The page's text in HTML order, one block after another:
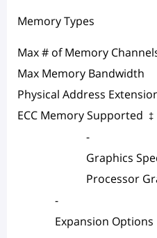
Memory Types
Max # of Memory
Max Memory Bandwidth
Physical Address
ECC Memory Supported ‡
-
Graphics
Processor
-
Expansion Options